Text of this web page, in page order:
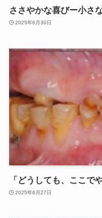
ささやかな喜びー小さ
2025年6月30日
「どうしても、ここで
2025年6月27日